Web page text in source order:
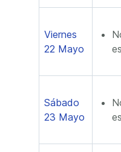
Viernes
22 Mayo
Sábado
23 Mayo